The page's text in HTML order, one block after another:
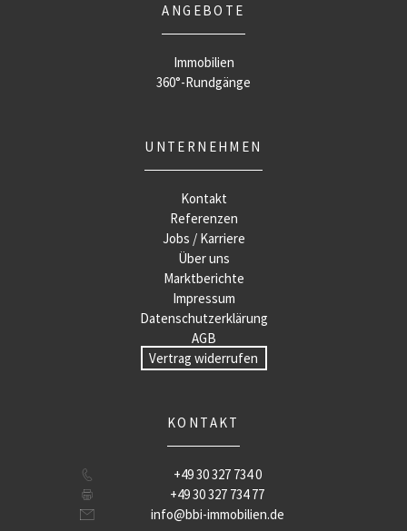
ANGEBOTE
Immobilien
360°-Rundgänge
UNTERNEHMEN
Kontakt
Referenzen
Jobs / Karriere
Über uns
Marktberichte
Impressum
Datenschutzerklärung
AGB
Vertrag widerrufen
KONTAKT
+49 30 327 734 0
+49 30 327 734 77
info@bbi-immobilien.de